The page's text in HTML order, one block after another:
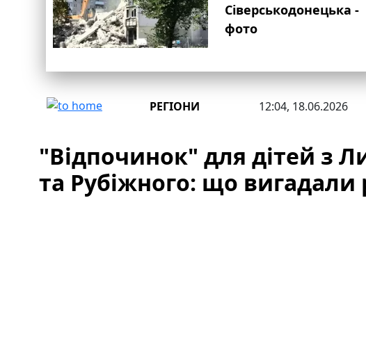
Сіверськодонецька -
фото
РЕГІОНИ 12:04, 18.06.2026
"Відпочинок" для дітей з
та Рубіжного: що вигадали